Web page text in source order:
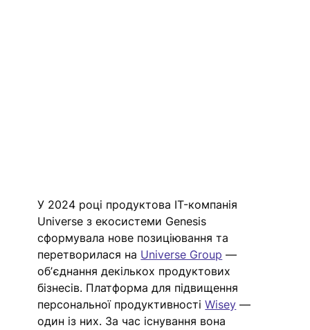
У 2024 році продуктова IT-компанія
Universe з екосистеми Genesis
сформувала нове позиціювання та
перетворилася на Universe Group —
обʼєднання декількох продуктових
бізнесів. Платформа для підвищення
персональної продуктивності Wisey —
один із них. За час існування вона